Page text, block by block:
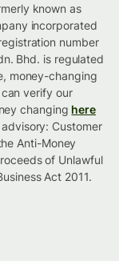
known as
incorporated
number
Bhd. is regulated
money-changing
verify our
changing here
Customer
Anti-Money
of Unlawful
Act 2011.